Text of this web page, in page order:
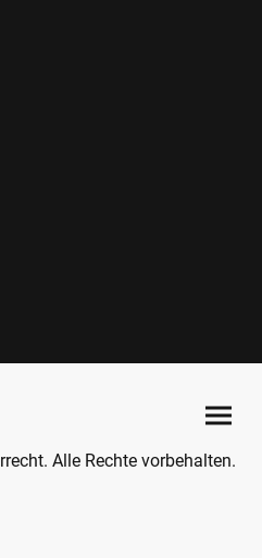
Alle Rechte vorbehalten.